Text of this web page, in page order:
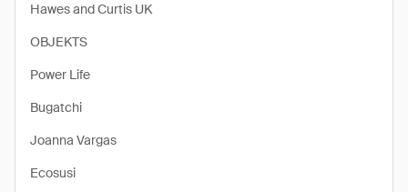
Hawes and Curtis UK
OBJEKTS
Power Life
Bugatchi
Joanna Vargas
Ecosusi